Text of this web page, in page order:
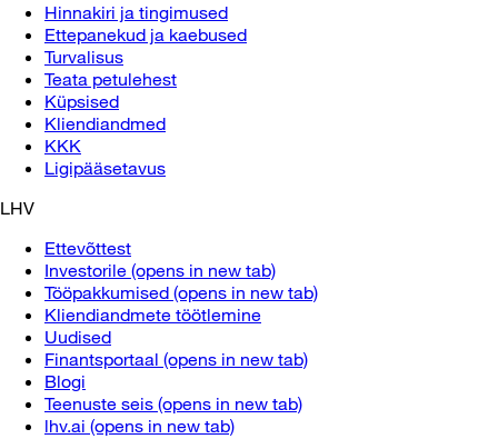
Hinnakiri ja tingimused
Ettepanekud ja kaebused
Turvalisus
Teata petulehest
Küpsised
Kliendiandmed
KKK
Ligipääsetavus
LHV
Ettevõttest
Investorile (opens in new tab)
Tööpakkumised (opens in new tab)
Kliendiandmete töötlemine
Uudised
Finantsportaal (opens in new tab)
Blogi
Teenuste seis (opens in new tab)
lhv.ai (opens in new tab)